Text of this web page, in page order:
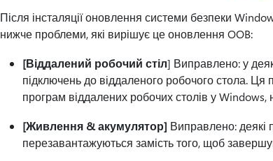
Після інсталяції оновлення системи безпеки
нижче проблеми, які вирішує це оновлення OOB:
[Віддалений робочий стіл] Виправлено: у
підключень до віддаленого робочого стола. Ця
програм віддалених робочих столів у
[Живлення & акумулятор] Виправлено: деякі
перезавантажуються замість того, щоб